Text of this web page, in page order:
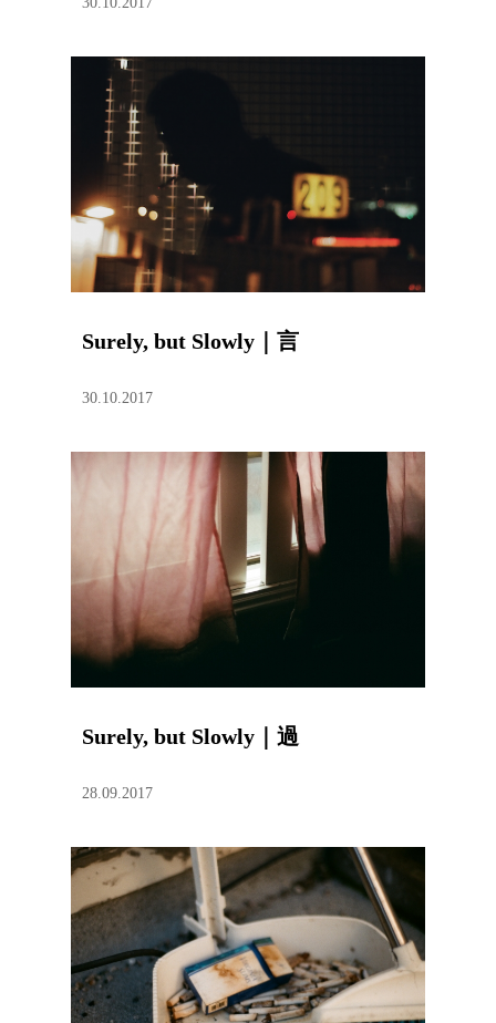
Surely, but Slowly｜言
30.10.2017
Surely, but Slowly｜過
28.09.2017